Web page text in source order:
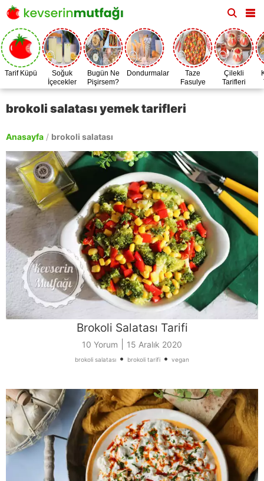
Tarif Küpü
Soğuk
İçecekler
Bugün Ne
Pişirsem?
Dondurmalar
Taze
Fasulye
Zamanı
Çilekli
Tarifleri
brokoli salatası yemek tarifleri
Anasayfa / brokoli salatası
Brokoli Salatası Tarifi
10 Yorum 15 Aralık 2020
brokoli salatası • brokoli tarifi • vegan